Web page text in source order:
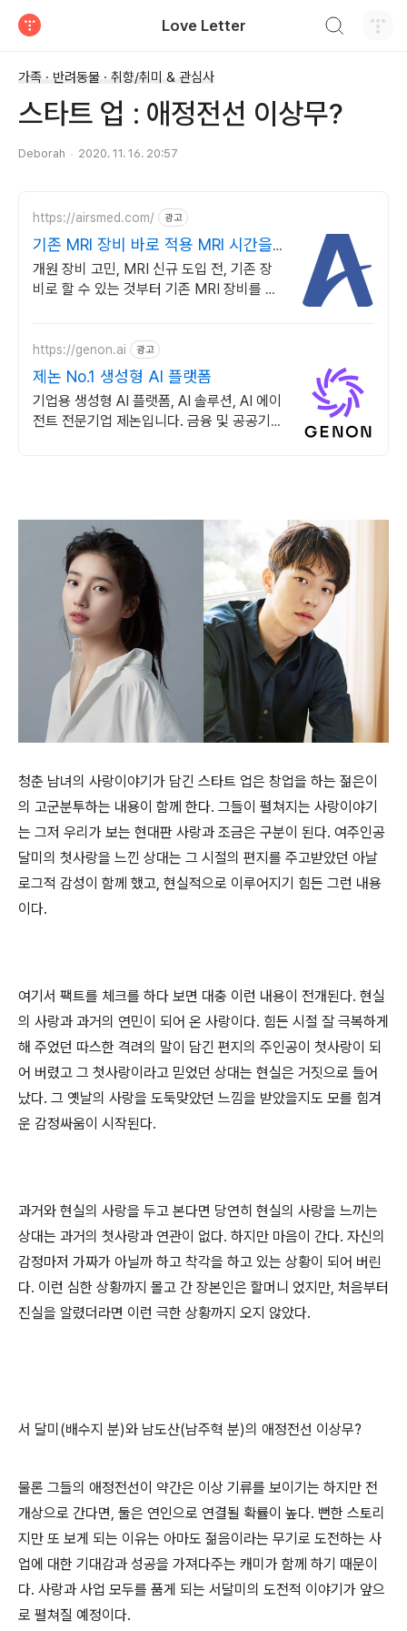
Love Letter
가족 · 반려동물 · 취향/취미 & 관심사
스타트 업 : 애정전선 이상무?
Deborah 2020. 11. 16. 20:57
https://airsmed.com/ 광고
기존 MRI 장비 바로 적용 MRI 시간을
반으로
개원 장비 고민, MRI 신규 도입 전, 기존 장
비로 할 수 있는 것부터 기존 MRI 장비를 교
https://genon.ai 광고
제논 No.1 생성형 AI 플랫폼
기업용 생성형 AI 플랫폼, AI 솔루션, AI 에이
전트 전문기업 제논입니다. 금융 및 공공기관
청춘 남녀의 사랑이야기가 담긴 스타트 업은 창업을 하는 젊은이
의 고군분투하는 내용이 함께 한다. 그들이 펼쳐지는 사랑이야기
는 그저 우리가 보는 현대판 사랑과 조금은 구분이 된다. 여주인공
달미의 첫사랑을 느낀 상대는 그 시절의 편지를 주고받았던 아날
로그적 감성이 함께 했고, 현실적으로 이루어지기 힘든 그런 내용
이다.
여기서 팩트를 체크를 하다 보면 대충 이런 내용이 전개된다. 현실
의 사랑과 과거의 연민이 되어 온 사랑이다. 힘든 시절 잘 극복하게
해 주었던 따스한 격려의 말이 담긴 편지의 주인공이 첫사랑이 되
어 버렸고 그 첫사랑이라고 믿었던 상대는 현실은 거짓으로 들어
났다. 그 옛날의 사랑을 도둑맞았던 느낌을 받았을지도 모를 힘겨
운 감정싸움이 시작된다.
과거와 현실의 사랑을 두고 본다면 당연히 현실의 사랑을 느끼는
상대는 과거의 첫사랑과 연관이 없다. 하지만 마음이 간다. 자신의
감정마저 가짜가 아닐까 하고 착각을 하고 있는 상황이 되어 버린
다. 이런 심한 상황까지 몰고 간 장본인은 할머니 었지만, 처음부터
진실을 알렸더라면 이런 극한 상황까지 오지 않았다.
서 달미(배수지 분)와 남도산(남주혁 분)의 애정전선 이상무?
물론 그들의 애정전선이 약간은 이상 기류를 보이기는 하지만 전
개상으로 간다면, 둘은 연인으로 연결될 확률이 높다. 뻔한 스토리
지만 또 보게 되는 이유는 아마도 젊음이라는 무기로 도전하는 사
업에 대한 기대감과 성공을 가져다주는 캐미가 함께 하기 때문이
다. 사랑과 사업 모두를 품게 되는 서달미의 도전적 이야기가 앞으
로 펼쳐질 예정이다.